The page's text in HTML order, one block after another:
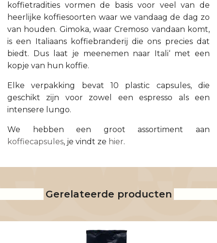
koffietradities vormen de basis voor veel van de
heerlijke koffiesoorten waar we vandaag de dag zo
van houden. Gimoka, waar Cremoso vandaan komt,
is een Italiaans koffiebranderij die ons precies dat
biedt. Dus laat je meenemen naar Itali‘ met een
kopje van hun koffie.
Elke verpakking bevat 10 plastic capsules, die
geschikt zijn voor zowel een espresso als een
intensere lungo.
We hebben een groot assortiment aan
koffiecapsules, je vindt ze hier.
Gerelateerde producten